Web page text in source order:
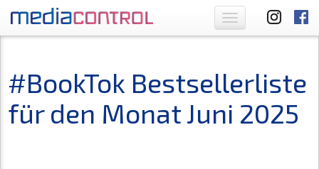
Toggle
navigation
#BookTok Bestsellerliste
für den Monat Juni 2025